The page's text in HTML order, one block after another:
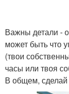
Важны детали -
может быть что
(твои
часы или твоя
В общем, сделай